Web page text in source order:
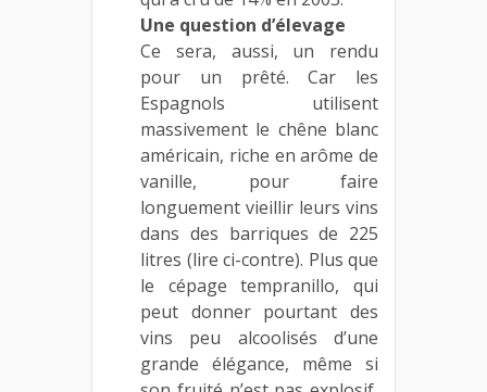
Une question d’élevage
Ce sera, aussi, un rendu
pour un prêté. Car les
Espagnols utilisent
massivement le chêne blanc
américain, riche en arôme de
vanille, pour faire
longuement vieillir leurs vins
dans des barriques de 225
litres (lire ci-contre). Plus que
le cépage tempranillo, qui
peut donner pourtant des
vins peu alcoolisés d’une
grande élégance, même si